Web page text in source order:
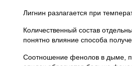
Лигнин разлагается при
Количественный состав
понятно влияние способа
Соотношение фенолов в дыме,